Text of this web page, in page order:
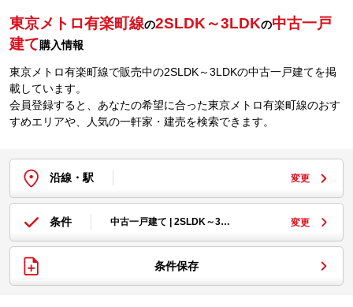
東京メトロ有楽町線の2SLDK～3LDKの中古一戸
建て購入情報
東京メトロ有楽町線で販売中の2SLDK～3LDKの中古一戸建てを掲
載しています。
会員登録すると、あなたの希望に合った東京メトロ有楽町線のおす
すめエリアや、人気の一軒家・建売を検索できます。
沿線・駅 変更
条件 中古一戸建て | 2SLDK～3… 変更
条件保存